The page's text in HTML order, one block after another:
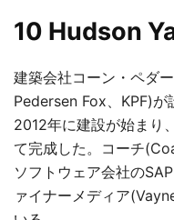
10 Hudson
建築会社コーン・ペダ
Pedersen Fox、KPF)が
2012年に建設が始まり
て完成した。コーチ
ソフトウェア会社の
ァイナーメディア